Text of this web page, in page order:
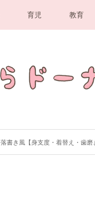
育児 教育
書き風【身支度・着替え・歯